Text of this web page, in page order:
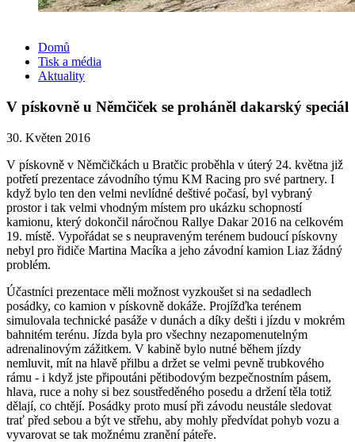
Domů
Tisk a média
Aktuality
V pískovně u Němčiček se proháněl dakarský speciál
30. Květen 2016
V pískovně v Němčičkách u Bratčic proběhla v úterý 24. května již
potřetí prezentace závodního týmu KM Racing pro své partnery. I
když bylo ten den velmi nevlídné deštivé počasí, byl vybraný
prostor i tak velmi vhodným místem pro ukázku schopností
kamionu, který dokončil náročnou Rallye Dakar 2016 na celkovém
19. místě. Vypořádat se s neupraveným terénem budoucí pískovny
nebyl pro řidiče Martina Macíka a jeho závodní kamion Liaz žádný
problém.
Účastníci prezentace měli možnost vyzkoušet si na sedadlech
posádky, co kamion v pískovně dokáže. Projížďka terénem
simulovala technické pasáže v dunách a díky dešti i jízdu v mokrém
bahnitém terénu. Jízda byla pro všechny nezapomenutelným
adrenalinovým zážitkem. V kabině bylo nutné během jízdy
nemluvit, mít na hlavě přilbu a držet se velmi pevně trubkového
rámu - i když jste připoutáni pětibodovým bezpečnostním pásem,
hlava, ruce a nohy si bez soustředěného posedu a držení těla totiž
dělají, co chtějí. Posádky proto musí při závodu neustále sledovat
trať před sebou a být ve střehu, aby mohly předvídat pohyb vozu a
vyvarovat se tak možnému zranění páteře.